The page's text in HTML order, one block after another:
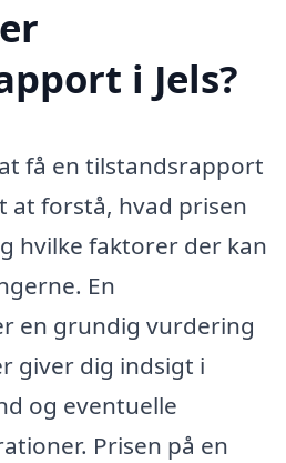
i Jels?
få en tilstandsrapport
at forstå, hvad prisen
hvilke faktorer der kan
En
en grundig vurdering
giver dig indsigt i
og eventuelle
Prisen på en